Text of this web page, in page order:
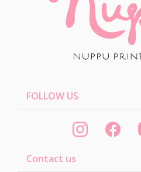
FOLLOW US
Contact us